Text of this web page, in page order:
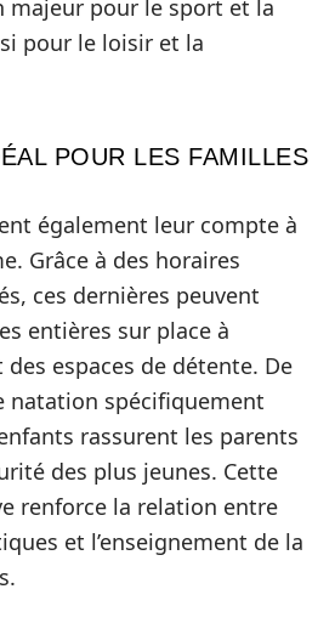
majeur pour le sport et la
pour le loisir et la
POUR LES FAMILLES
également leur compte à
Grâce à des horaires
ces dernières peuvent
entières sur place à
des espaces de détente. De
natation spécifiquement
rassurent les parents
des plus jeunes. Cette
renforce la relation entre
et l’enseignement de la